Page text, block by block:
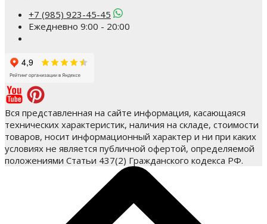
+7 (985) 923-45-45
Ежедневно 9:00 - 20:00
Вся представленная на сайте информация, касающаяся
технических характеристик, наличия на складе, стоимости
товаров, носит информационный характер и ни при каких
условиях не является публичной офертой, определяемой
положениями Статьи 437(2) Гражданского кодекса РФ.